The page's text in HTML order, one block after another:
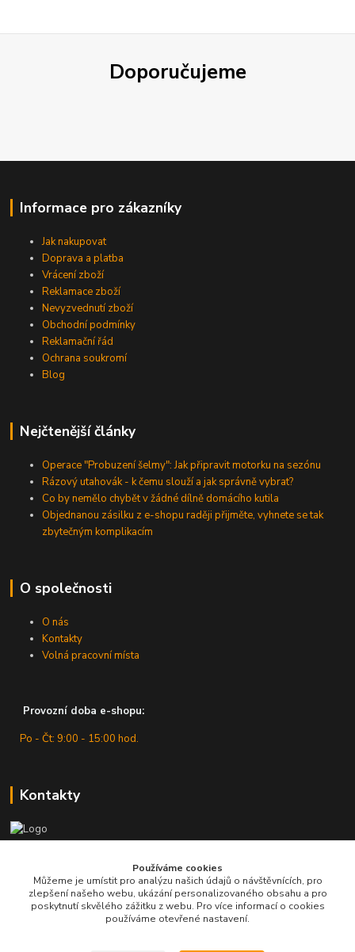
Doporučujeme
Informace pro zákazníky
Jak nakupovat
Doprava a platba
Vrácení zboží
Reklamace zboží
Nevyzvednutí zboží
Obchodní podmínky
Reklamační řád
Ochrana soukromí
Blog
Nejčtenější články
Operace "Probuzení šelmy": Jak připravit motorku na sezónu
Rázový utahovák - k čemu slouží a jak správně vybrat?
Co by nemělo chybět v žádné dílně domácího kutila
Objednanou zásilku z e-shopu raději přijměte, vyhnete se tak
zbytečným komplikacím
O společnosti
O nás
Kontakty
Volná pracovní místa
Provozní doba e-shopu:
Po - Čt: 9:00 - 15:00 hod.
Kontakty
+420 607 430 416
(Po - Čt: 9 - 15 hod.)
info@pro-dilnu.cz
Používáme cookies
Můžeme je umístit pro analýzu našich údajů o návštěvnících, pro
zlepšení našeho webu, ukázání personalizovaného obsahu a pro
poskytnutí skvělého zážitku z webu. Pro více informací o cookies
používáme otevřené nastavení.